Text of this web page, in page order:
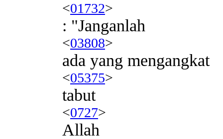
<01732>
: "Janganlah
<03808>
ada yang mengangkat
<05375>
tabut
<0727>
Allah